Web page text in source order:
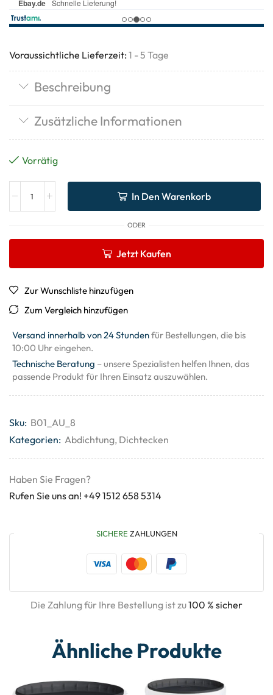
Voraussichtliche Lieferzeit: 1 - 5 Tage
Beschreibung
Zusätzliche Informationen
Vorrätig
In Den Warenkorb
ODER
Jetzt Kaufen
Zur Wunschliste hinzufügen
Zum Vergleich hinzufügen
Versand innerhalb von 24 Stundenfür Bestellungen, die bis
10:00 Uhr eingehen.
Technische Beratung – unsere Spezialisten helfen Ihnen, das
passende Produkt für Ihren Einsatz auszuwählen.
Sku: B01_AU_8
Kategorien: Abdichtung, Dichtecken
Haben Sie Fragen?
Rufen Sie uns an! +49 1512 658 5314
SICHERE ZAHLUNGEN
Die Zahlung für Ihre Bestellung ist zu100 % sicher
Ähnliche Produkte